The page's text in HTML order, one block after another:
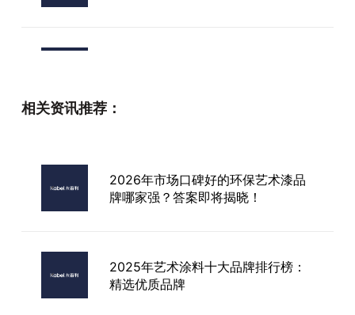
相关资讯推荐：
2026年市场口碑好的环保艺术漆品
牌哪家强？答案即将揭晓！
​2025年艺术涂料十大品牌排行榜：
精选优质品牌